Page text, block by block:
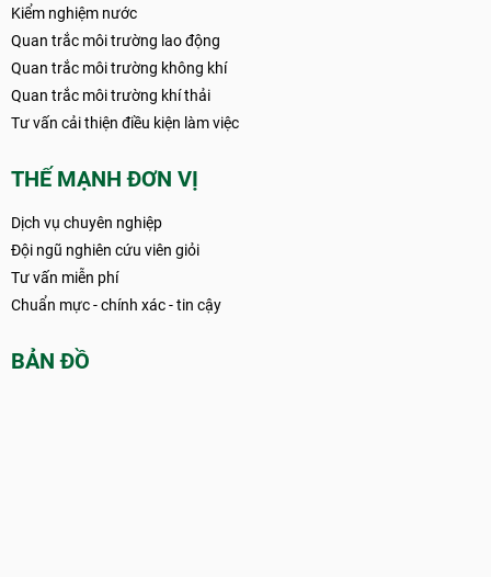
Kiểm nghiệm nước
Quan trắc môi trường lao động
Quan trắc môi trường không khí
Quan trắc môi trường khí thải
Tư vấn cải thiện điều kiện làm việc
THẾ MẠNH ĐƠN VỊ
Dịch vụ chuyên nghiệp
Đội ngũ nghiên cứu viên giỏi
Tư vấn miễn phí
Chuẩn mực - chính xác - tin cậy
BẢN ĐỒ